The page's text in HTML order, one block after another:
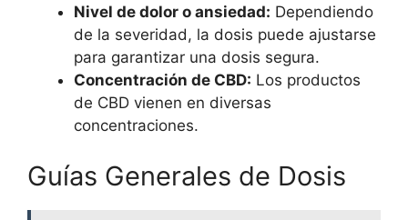
Nivel de dolor o ansiedad: Dependiendo
de la severidad, la dosis puede ajustarse
para garantizar una dosis segura.
Concentración de CBD: Los productos
de CBD vienen en diversas
concentraciones.
Guías Generales de Dosis